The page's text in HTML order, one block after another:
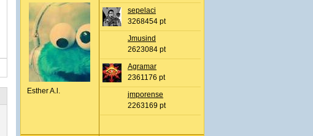
Esther A.l.
sepelaci
3268454 pt
Jmusind
2623084 pt
Agramar
2361176 pt
jmporense
2263169 pt